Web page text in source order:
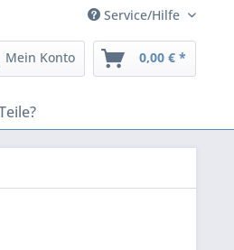
Service/Hilfe
Mein Konto 0,00 € *